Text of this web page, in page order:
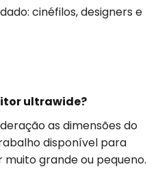
cinéfilos, designers e
ultrawide?
as dimensões do
disponível para
grande ou pequeno.